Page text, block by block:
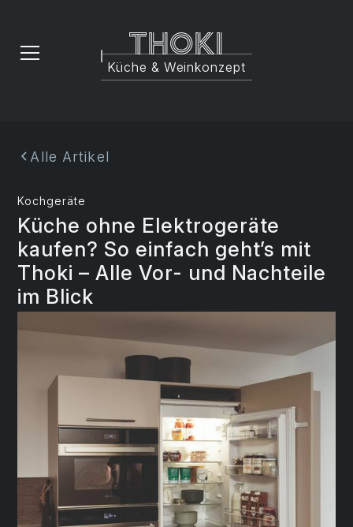
Thoki
Küche & Weinkonzept
Alle Artikel
Kochgeräte
Küche ohne Elektrogeräte
kaufen? So einfach geht’s mit
Thoki – Alle Vor- und Nachteile
im Blick